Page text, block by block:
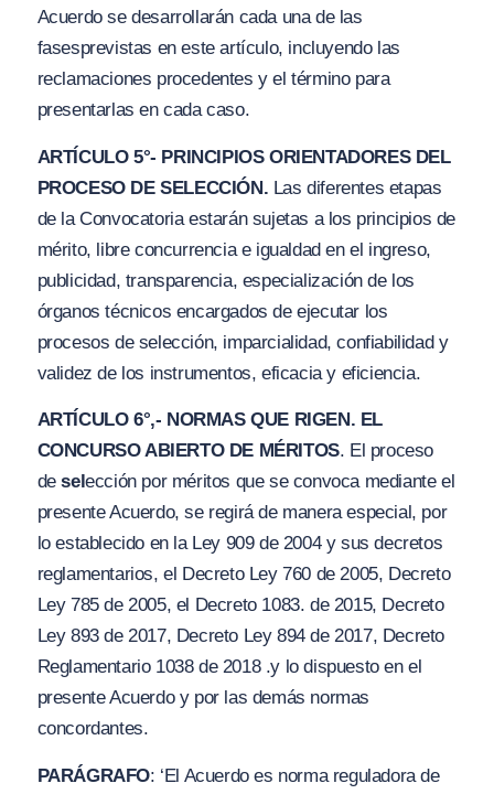
Acuerdo se desarrollarán cada una de las
fasesprevistas en este artículo, incluyendo las
reclamaciones procedentes y el término para
presentarlas en cada caso.
ARTÍCULO 5°- PRINCIPIOS ORIENTADORES DEL
PROCESO DE SELECCIÓN. Las diferentes etapas
de la Convocatoria estarán sujetas a los principios de
mérito, libre concurrencia e igualdad en el ingreso,
publicidad, transparencia, especialización de los
órganos técnicos encargados de ejecutar los
procesos de selección, imparcialidad, confiabilidad y
validez de los instrumentos, eficacia y eficiencia.
ARTÍCULO 6°,- NORMAS QUE RIGEN. EL
CONCURSO ABIERTO DE MÉRITOS. El proceso
deselección por méritos que se convoca mediante el
presente Acuerdo, se regirá de manera especial, por
lo establecido en la Ley 909 de 2004 y sus decretos
reglamentarios, el Decreto Ley 760 de 2005, Decreto
Ley 785 de 2005, el Decreto 1083. de 2015, Decreto
Ley 893 de 2017, Decreto Ley 894 de 2017, Decreto
Reglamentario 1038 de 2018 .y lo dispuesto en el
presente Acuerdo y por las demás normas
concordantes.
PARÁGRAFO: ‘El Acuerdo es norma reguladora de